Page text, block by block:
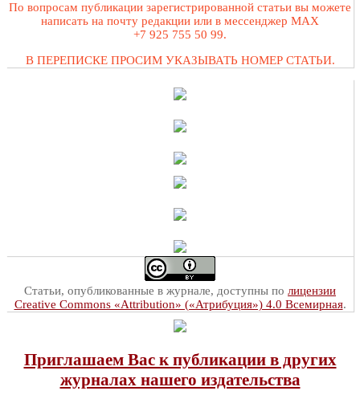
По вопросам публикации зарегистрированной статьи вы можете
написать на почту редакции или в мессенджер MAX
+7 925 755 50 99.
В ПЕРЕПИСКЕ ПРОСИМ УКАЗЫВАТЬ НОМЕР СТАТЬИ.
Статьи, опубликованные в журнале, доступны по лицензии
Creative Commons «Attribution» («Атрибуция») 4.0 Всемирная.
Приглашаем Вас к публикации в других
журналах нашего издательства